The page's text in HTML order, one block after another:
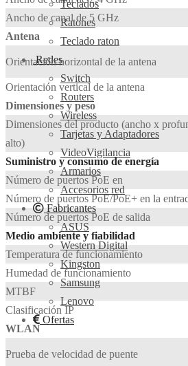
Teclados
Ratones
Teclado raton
Redes
Switch
Routers
Wireless
Tarjetas y Adaptadores
VideoVigilancia
Armarios
Accesorios red
Fabricantes
ASUS
Western Digital
Kingston
Samsung
Lenovo
Ofertas
Ancho de canal de 5 GHz
Antena
Orientación horizontal de la antena
Orientación vertical de la antena
Dimensiones y peso
Dimensiones del producto (ancho x
alto)
Suministro y consumo de energía
Número de puertos PoE en
Número de puertos PoE/PoE+ en la
Número de puertos PoE de salida
Medio ambiente y fiabilidad
Temperatura de funcionamiento
Humedad de funcionamiento
MTBF
Clasificación IP
WLAN
Prueba de velocidad de puente